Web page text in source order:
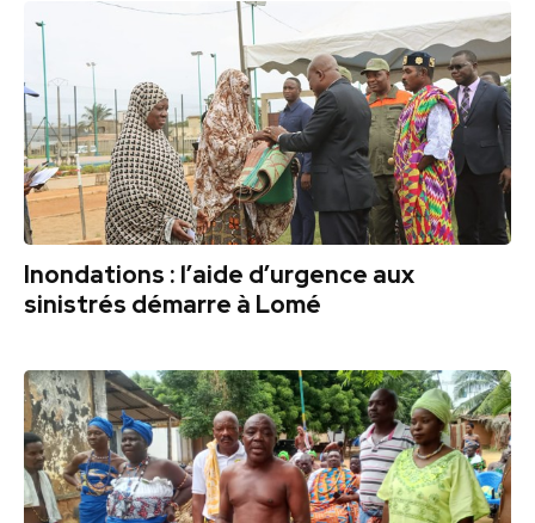
Inondations : l’aide d’urgence aux
sinistrés démarre à Lomé